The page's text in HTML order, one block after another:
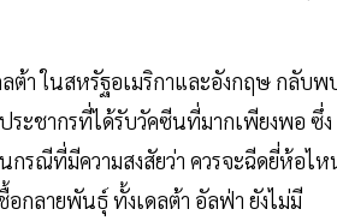
ต้า ในสหรัฐอเมริกาและอังกฤษ กลับพ
ระชากรที่ได้รับวัคซีนที่มากเพียงพอ ซึ่ง
กรณีที่มีความสงสัยว่า ควรจะฉีดยี่ห้อไ
กลายพันธุ์ ทั้งเดลต้า อัลฟ่า ยังไม่มี